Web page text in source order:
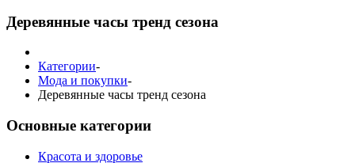
Деревянные часы тренд сезона
Категории-
Мода и покупки-
Деревянные часы тренд сезона
Основные категории
Красота и здоровье